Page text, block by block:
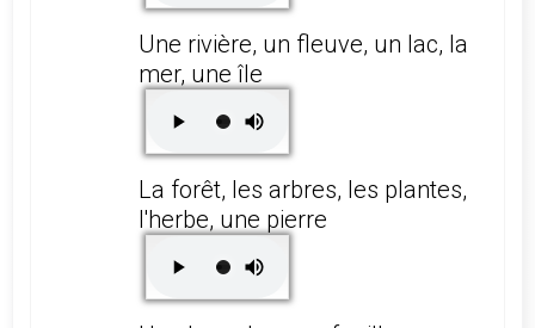
Une rivière, un fleuve, un lac, la
mer, une île
La forêt, les arbres, les plantes,
l'herbe, une pierre